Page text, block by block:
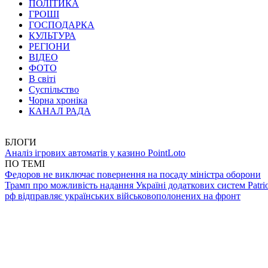
ПОЛІТИКА
ГРОШІ
ГОСПОДАРКА
КУЛЬТУРА
РЕГІОНИ
ВІДЕО
ФОТО
В світі
Суспільство
Чорна хроніка
КАНАЛ РАДА
БЛОГИ
Аналіз ігрових автоматів у казино PointLoto
ПО ТЕМІ
Федоров не виключає повернення на посаду міністра оборони
Трамп про можливість надання Україні додаткових систем
рф відправляє українських військовополонених на фронт